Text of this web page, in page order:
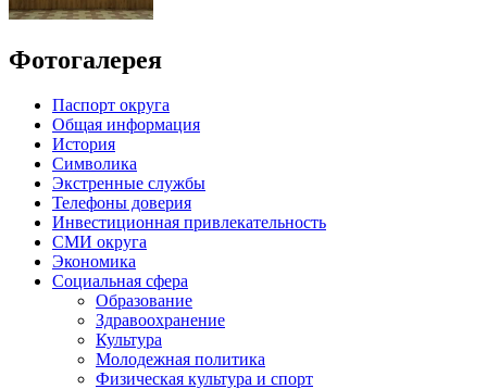
Фотогалерея
Паспорт округа
Общая информация
История
Символика
Экстренные службы
Телефоны доверия
Инвестиционная привлекательность
СМИ округа
Экономика
Социальная сфера
Образование
Здравоохранение
Культура
Молодежная политика
Физическая культура и спорт